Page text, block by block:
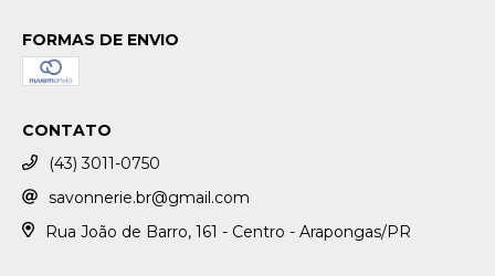
FORMAS DE ENVIO
CONTATO
(43) 3011-0750
savonnerie.br@gmail.com
Rua João de Barro, 161 - Centro - Arapongas/PR